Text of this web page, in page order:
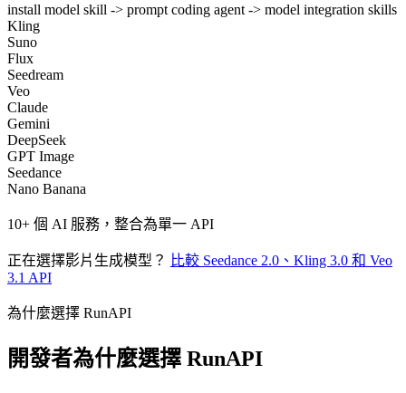
install model skill -> prompt coding agent -> model integration skills
Kling
Suno
Flux
Seedream
Veo
Claude
Gemini
DeepSeek
GPT Image
Seedance
Nano Banana
10+ 個 AI 服務，整合為單一 API
正在選擇影片生成模型？
比較 Seedance 2.0、Kling 3.0 和 Veo
3.1 API
為什麼選擇 RunAPI
開發者為什麼選擇 RunAPI